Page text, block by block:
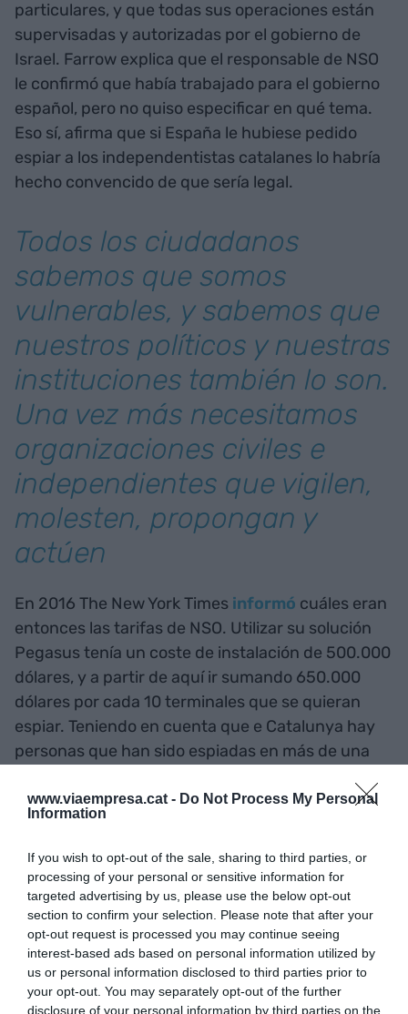
www.viaempresa.cat - Do Not Process My Personal
Information
If you wish to opt-out of the sale, sharing to third parties, or
processing of your personal or sensitive information for
targeted advertising by us, please use the below opt-out
section to confirm your selection. Please note that after your
opt-out request is processed you may continue seeing
interest-based ads based on personal information utilized by
us or personal information disclosed to third parties prior to
your opt-out. You may separately opt-out of the further
disclosure of your personal information by third parties on the
particulares, y que todas sus operaciones están
supervisadas y autorizadas por el gobierno de
Israel. Farrow explica que el responsable de NSO
le confirmó que había trabajado para el gobierno
español, pero no quiso especificar en qué tema.
Eso sí, afirma que si España le hubiese pedido
espiar a los independentistas catalanes lo habría
hecho convencido de que sería legal.
Todos los ciudadanos
sabemos que somos
vulnerables, y sabemos que
nuestros políticos y nuestras
instituciones también lo son.
Una vez más necesitamos
organizaciones civiles e
independientes que vigilen,
molesten, propongan y
actúen
En 2016 The New York Times informó cuáles eran
entonces las tarifas de NSO. Utilizar su solución
Pegasus tenía un coste de instalación de 500.000
dólares, y a partir de aquí ir sumando 650.000
dólares por cada 10 terminales que se quieran
espiar. Teniendo en cuenta que e Catalunya hay
personas que han sido espiadas en más de una
comprometido como mínimo en 16 ocasiones) el
caso catalán le ha supuesto a alguien un coste
mínimo de casi 10 millones de dólares. Que habrán
sido muchos más, porque seguro que estas
investigaciones sólo han detectado algunos de los
muchos casos de espionaje que se han llevado a
cabo, y que se están llevando a cabo.
El trabajo de auditoría tecnológica efectuado por